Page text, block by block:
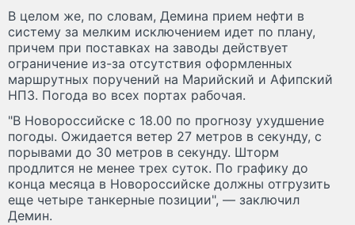
В целом же, по словам, Демина прием нефти в
систему за мелким исключением идет по плану,
причем при поставках на заводы действует
ограничение из-за отсутствия оформленных
маршрутных поручений на Марийский и Афипский
НПЗ. Погода во всех портах рабочая.
"В Новороссийске с 18.00 по прогнозу ухудшение
погоды. Ожидается ветер 27 метров в секунду, с
порывами до 30 метров в секунду. Шторм
продлится не менее трех суток. По графику до
конца месяца в Новороссийске должны отгрузить
еще четыре танкерные позиции", — заключил
Демин.